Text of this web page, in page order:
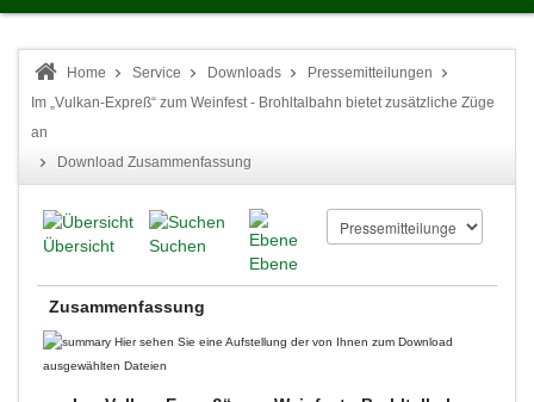
Home Service Downloads
Pressemitteilungen
Im „Vulkan-Expreß“ zum Weinfest - Brohltalbahn bietet zusätzliche Züge
an
Download Zusammenfassung
Übersicht
Suchen
Ebene
Zusammenfassung
Hier sehen Sie eine Aufstellung der von Ihnen zum Download
ausgewählten Dateien